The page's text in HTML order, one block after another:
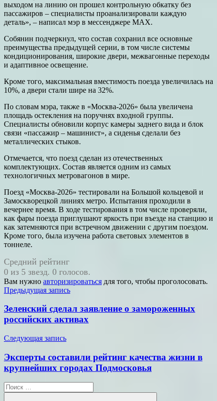
выходом на линию он прошел контрольную обкатку без
пассажиров – специалисты проанализировали каждую
деталь», – написал мэр в мессенджере MAX.
Собянин подчеркнул, что состав сохранил все основные
преимущества предыдущей серии, в том числе системы
кондиционирования, широкие двери, межвагонные переходы
и адаптивное освещение.
Кроме того, максимальная вместимость поезда увеличилась на
10%, а двери стали шире на 32%.
По словам мэра, также в «Москва-2026» была увеличена
площадь остекления на поручнях входной группы.
Специалисты обновили корпус камеры заднего вида и блок
связи «пассажир – машинист», а сиденья сделали без
металлических стыков.
Отмечается, что поезд сделан из отечественных
комплектующих. Состав является одним из самых
технологичных метровагонов в мире.
Поезд «Москва-2026» тестировали на Большой кольцевой и
Замоскворецкой линиях метро. Испытания проходили в
вечернее время. В ходе тестирования в том числе проверяли,
как фары поезда приглушают яркость при въезде на станцию и
как затемняются при встречном движении с другим поездом.
Кроме того, была изучена работа световых элементов в
тоннеле.
Средний рейтинг
0 из 5 звезд. 0 голосов.
Вам нужно авторизироваться для того, чтобы проголосовать.
Навигация
по
записям
Предыдущая запись
Зеленский сделал заявление о замороженных
российских активах
Следующая запись
Эксперты составили рейтинг качества жизни в
крупнейших городах Подмосковья
Поиск
для: